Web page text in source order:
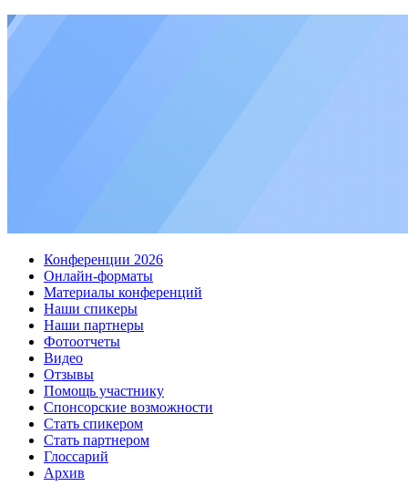
Конференции 2026
Онлайн-форматы
Материалы конференций
Наши спикеры
Наши партнеры
Фотоотчеты
Видео
Отзывы
Помощь участнику
Спонсорские возможности
Стать спикером
Стать партнером
Глоссарий
Архив